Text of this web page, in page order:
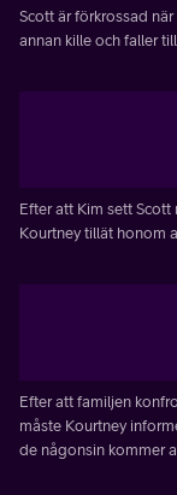
Scott är förkrossad
annan kille och faller
Efter att Kim sett
Kourtney tillät honom
Efter att familjen
måste Kourtney
de någonsin kommer